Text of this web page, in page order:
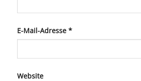
E-Mail-Adresse *
Website